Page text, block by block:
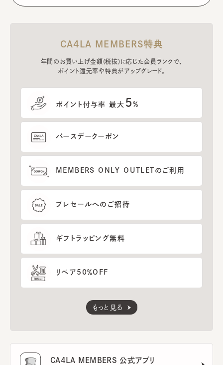
CA4LA MEMBERS特典
年間のお買い上げ金額(税抜)に応じた会員ランクで、
ポイント還元率や特典がアップグレード。
ポイント付与率 最大 5%
バースデークーポン
MEMBERS ONLY OUTLETのご利用
プレセールへのご招待
ギフトラッピング無料
リペア50％OFF
もっと見る
CA4LA MEMBERS 公式アプリ